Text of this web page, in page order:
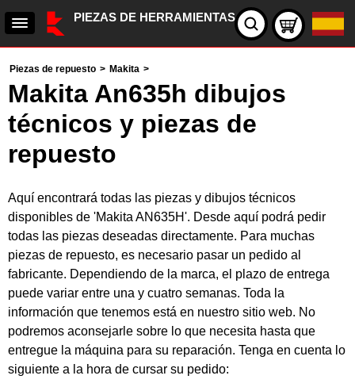
PIEZAS DE HERRAMIENTAS
Piezas de repuesto > Makita >
Makita An635h dibujos
técnicos y piezas de
repuesto
Aquí encontrará todas las piezas y dibujos técnicos
disponibles de 'Makita AN635H'. Desde aquí podrá pedir
todas las piezas deseadas directamente. Para muchas
piezas de repuesto, es necesario pasar un pedido al
fabricante. Dependiendo de la marca, el plazo de entrega
puede variar entre una y cuatro semanas. Toda la
información que tenemos está en nuestro sitio web. No
podremos aconsejarle sobre lo que necesita hasta que
entregue la máquina para su reparación. Tenga en cuenta lo
siguiente a la hora de cursar su pedido: